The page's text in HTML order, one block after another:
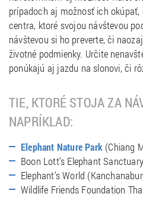
prípadoch aj možnosť ich
centra, ktoré svojou návštevou
návštevou si ho preverte, či
životné podmienky. Určite
ponúkajú aj jazdu na slonovi, či
TIE, KTORÉ STOJA ZA
NAPRÍKLAD:
Elephant Nature Park (Chiang
Boon Lott’s Elephant
Elephant’s World
Wildlife Friends Foundation